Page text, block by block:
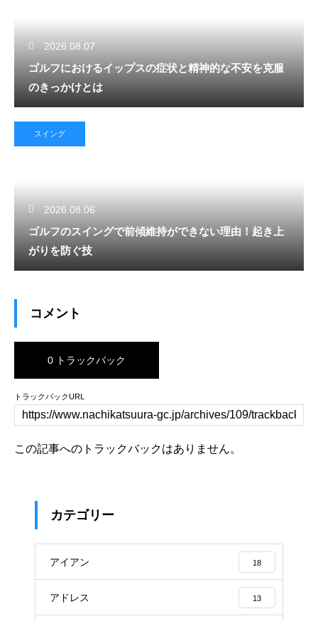
2026.08.07
ゴルフにおけるイップスの症状と精神的な不安を克服
のきっかけとは
スイング
2026.08.06
ゴルフのスイングで前傾維持ができない理由！起き上
がりを防ぐ技
コメント
0 トラックバック
トラックバックURL
この記事へのトラックバックはありません。
カテゴリー
アイアン 18
アドレス 13